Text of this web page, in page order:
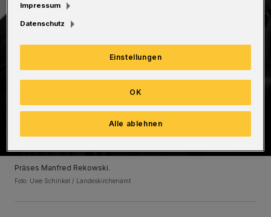
Präses Manfred Rekowski.
Foto: Uwe Schinkel / Landeskirchenamt
Impressum
Datenschutz
Einstellungen
Alle ablehnen
OK